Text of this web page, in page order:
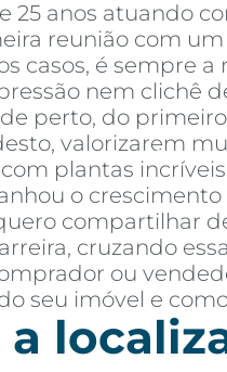
SobreComprar
25 anos atuando
reunião com um
casos, é sempre a
nem clichê
perto, do
valorizarem
com plantas
o crescimento
compartilhar
cruzando
ou
seu imóvel e
a